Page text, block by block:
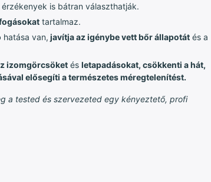
is bátran választhatják.
tartalmaz.
hatása van, javítja az igénybe vett bőr állapotát és a
izomgörcsöket és letapadásokat, csökkenti a hát,
elősegíti a természetes méregtelenítést.
a tested és szervezeted egy kényeztető, profi